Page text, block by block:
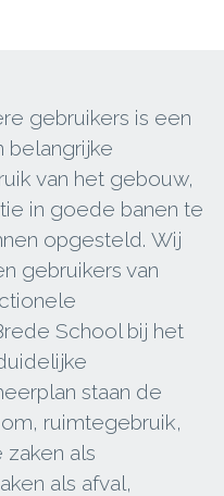
gebruikers is een
belangrijke
van het gebouw,
in goede banen te
opgesteld. Wij
gebruikers van
School bij het
staan de
ruimtegebruik,
zaken als
als afval,